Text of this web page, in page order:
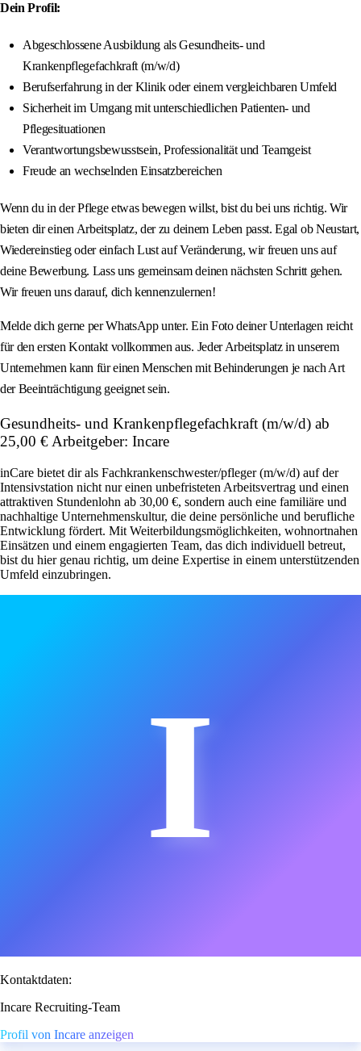
Dein Profil:
Abgeschlossene Ausbildung als Gesundheits- und
Krankenpflegefachkraft (m/w/d)
Berufserfahrung in der Klinik oder einem vergleichbaren Umfeld
Sicherheit im Umgang mit unterschiedlichen Patienten- und
Pflegesituationen
Verantwortungsbewusstsein, Professionalität und Teamgeist
Freude an wechselnden Einsatzbereichen
Wenn du in der Pflege etwas bewegen willst, bist du bei uns richtig. Wir
bieten dir einen Arbeitsplatz, der zu deinem Leben passt. Egal ob Neustart,
Wiedereinstieg oder einfach Lust auf Veränderung, wir freuen uns auf
deine Bewerbung. Lass uns gemeinsam deinen nächsten Schritt gehen.
Wir freuen uns darauf, dich kennenzulernen!
Melde dich gerne per WhatsApp unter. Ein Foto deiner Unterlagen reicht
für den ersten Kontakt vollkommen aus. Jeder Arbeitsplatz in unserem
Unternehmen kann für einen Menschen mit Behinderungen je nach Art
der Beeinträchtigung geeignet sein.
Gesundheits- und Krankenpflegefachkraft (m/w/d) ab
25,00 € Arbeitgeber: Incare
inCare bietet dir als Fachkrankenschwester/pfleger (m/w/d) auf der
Intensivstation nicht nur einen unbefristeten Arbeitsvertrag und einen
attraktiven Stundenlohn ab 30,00 €, sondern auch eine familiäre und
nachhaltige Unternehmenskultur, die deine persönliche und berufliche
Entwicklung fördert. Mit Weiterbildungsmöglichkeiten, wohnortnahen
Einsätzen und einem engagierten Team, das dich individuell betreut,
bist du hier genau richtig, um deine Expertise in einem unterstützenden
Umfeld einzubringen.
I
Kontaktdaten:
Incare Recruiting-Team
Profil von Incare anzeigen